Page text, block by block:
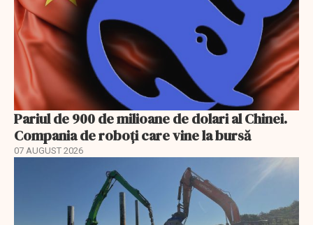
Pariul de 900 de milioane de dolari al Chinei.
Compania de roboți care vine la bursă
07 AUGUST 2026